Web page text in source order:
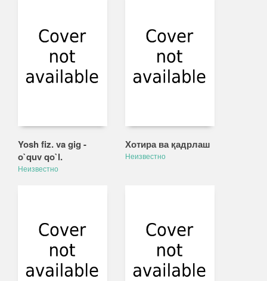
Yosh fiz. va gig -
o`quv qo`l.
Неизвестно
Хотира ва қадрлаш
Неизвестно